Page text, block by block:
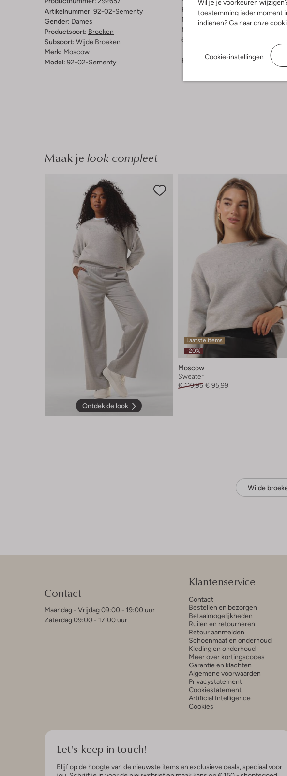
Wil je je voorkeuren
toestemming ieder moment
indienen? Ga naar onze
Cookie-instellingen
Artikelnummer: 92-02-Sementy
Gender: Dames
Productsoort: Broeken
Subsoort: Wijde Broeken
Merk: Moscow
Model: 92-02-Sementy
Patroon:
Gemeleerd
Materiaal:
Polyester
Materiaalpercentages:
63% Polyester, 34% Viscose En 3%
Taillehoogte:
Pasvorm:Wide
Maak je look compleet
Ontdek de look
Laatste items
-20%
Moscow
Sweater
€ 119,95 € 95,99
Wijde
Contact
Maandag - Vrijdag 09:00 - 19:00 uur
Zaterdag 09:00 - 17:00 uur
Klantenservice
Contact
Bestellen en bezorgen
Betaalmogelijkheden
Ruilen en retourneren
Retour aanmelden
Schoenmaat en onderhoud
Kleding en onderhoud
Meer over kortingscodes
Garantie en klachten
Algemene voorwaarden
Privacystatement
Cookiestatement
Artificial Intelligence
Cookies
Let's keep in touch!
Blijf op de hoogte van de nieuwste items en exclusieve deals, speciaal voor